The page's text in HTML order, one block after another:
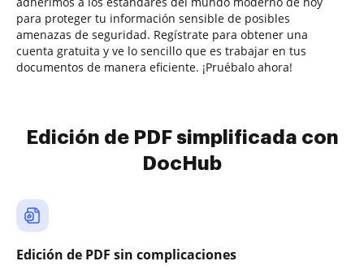
para proteger tu información sensible de posibles
amenazas de seguridad. Regístrate para obtener una
cuenta gratuita y ve lo sencillo que es trabajar en tus
documentos de manera eficiente. ¡Pruébalo ahora!
Edición de PDF simplificada con
DocHub
Edición de PDF sin complicaciones